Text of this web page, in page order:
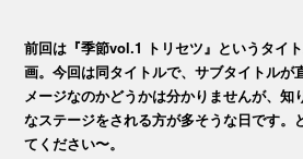
前回は『季節vol.1 トリセツ』というタイ
画。今回は同タイトルで、サブタイトルが
メージなのかどうかは分かりませんが、知
なステージをされる方が多そうな日です。
てください〜。